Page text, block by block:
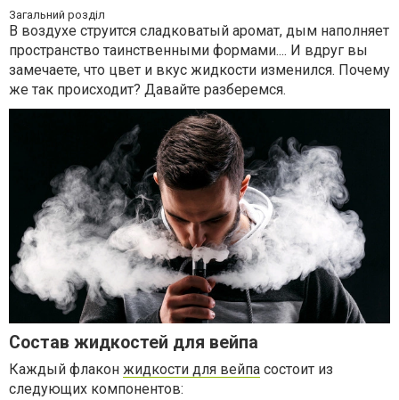
Загальний розділ
В воздухе струится сладковатый аромат, дым наполняет
пространство таинственными формами.... И вдруг вы
замечаете, что цвет и вкус жидкости изменился. Почему
же так происходит? Давайте разберемся.
Состав жидкостей для вейпа
Каждый флакон жидкости для вейпа состоит из
следующих компонентов: